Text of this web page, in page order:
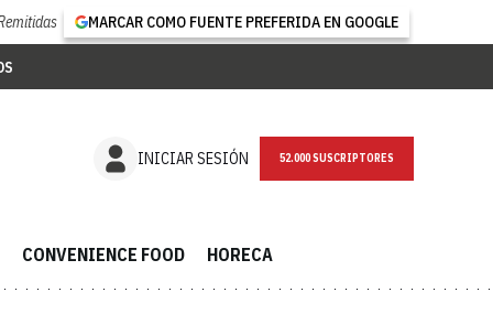
MARCAR COMO FUENTE PREFERIDA EN GOOGLE
INICIAR SESIÓN NEWSLETTER
CONVENIENCE FOOD HORECA